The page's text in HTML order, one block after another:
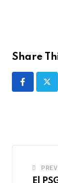
Share
El